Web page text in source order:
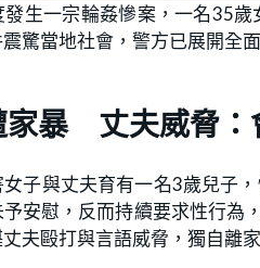
發生一宗輪姦慘案，一名35
驚當地社會，警方已展開全
家暴 丈夫威脅：
子與丈夫育有一名3歲兒子
安慰，反而持續要求性行為
夫毆打與言語威脅，獨自離家